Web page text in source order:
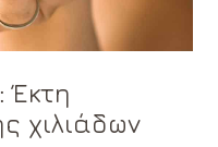
Έκτη
χιλιάδων